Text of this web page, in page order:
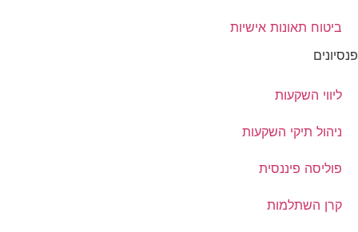
ביטוח תאונות אישיות
פנסיונים
ליווי השקעות
ניהול תיקי השקעות
פוליסה פיננסית
קרן השתלמות